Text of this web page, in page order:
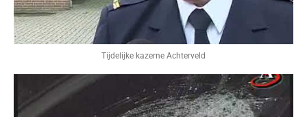
Tijdelijke kazerne Achterveld